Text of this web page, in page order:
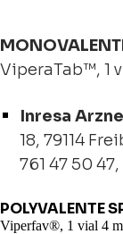
ViperaTab™, 1
Inresa
18, 79114
761 47 50 47,
POLYVALENTE
Viperfav®, 1 vial 4